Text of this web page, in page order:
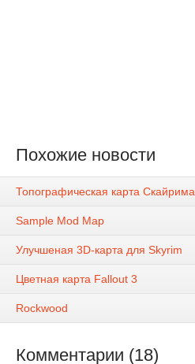
Похожие новости
Топографическая карта Скайрима
Sample Mod Map
Улучшеная 3D-карта для Skyrim
Цветная карта Fallout 3
Rockwood
Комментарии (18)